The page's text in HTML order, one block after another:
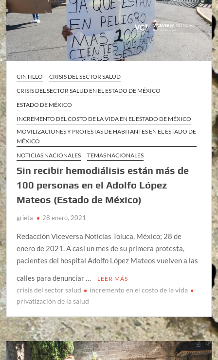
CINTILLO
CRISIS DEL SECTOR SALUD
CRISIS DEL SECTOR SALUD EN EL ESTADO DE MÉXICO
ESTADO DE MÉXICO
INCREMENTO DEL COSTO DE LA VIDA EN EL ESTADO DE MÉXICO
MOVILIZACIONES Y PROTESTAS DE HABITANTES EN EL ESTADO DE
MÉXICO
NOTICIAS NACIONALES
TEMAS NACIONALES
Sin recibir hemodiálisis están más de
100 personas en el Adolfo López
Mateos (Estado de México)
grieta 28 enero, 2021
Redacción Viceversa Noticias Toluca, México; 28 de
enero de 2021. A casi un mes de su primera protesta,
pacientes del hospital Adolfo López Mateos vuelven a las
calles para denunciar …
LEER MÁS
crisis del sector salud
incremento en el costo de la vida
privatización de la salud